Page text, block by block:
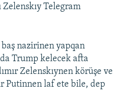
Zelenskıy Telegram
nazirinen yapqan
Trump kelecek afta
Zelenskıynen körüşe ve
Putinnen laf ete bile, dep